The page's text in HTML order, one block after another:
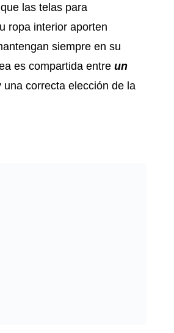
las telas para
ropa interior aporten
siempre en su
es compartida entre un
correcta elección de la